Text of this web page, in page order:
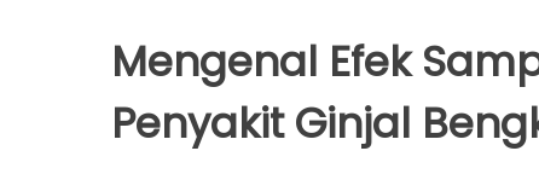
Mengenal Efek
Penyakit Ginjal